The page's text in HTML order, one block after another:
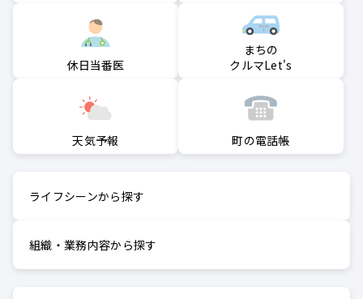
休日当番医
まちの
クルマLet's
天気予報 町の電話帳
ライフシーンから探す
組織・業務内容から探す